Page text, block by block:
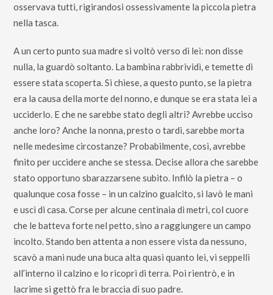
osservava tutti, rigirandosi ossessivamente la piccola pietra
nella tasca.
A un certo punto sua madre si voltò verso di lei: non disse
nulla, la guardò soltanto. La bambina rabbrividì, e temette di
essere stata scoperta. Si chiese, a questo punto, se la pietra
era la causa della morte del nonno, e dunque se era stata lei a
ucciderlo. E che ne sarebbe stato degli altri? Avrebbe ucciso
anche loro? Anche la nonna, presto o tardi, sarebbe morta
nelle medesime circostanze? Probabilmente, così, avrebbe
finito per uccidere anche se stessa. Decise allora che sarebbe
stato opportuno sbarazzarsene subito. Infilò la pietra – o
qualunque cosa fosse – in un calzino gualcito, si lavò le mani
e uscì di casa. Corse per alcune centinaia di metri, col cuore
che le batteva forte nel petto, sino a raggiungere un campo
incolto. Stando ben attenta a non essere vista da nessuno,
scavò a mani nude una buca alta quasi quanto lei, vi seppellì
all’interno il calzino e lo ricoprì di terra. Poi rientrò, e in
lacrime si gettò fra le braccia di suo padre.